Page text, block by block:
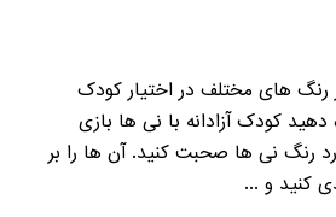
رنگ های مختلف در اختیار کودک
دهید کودک آزادانه با نی ها بازی
رنگ نی ها صحبت کنید. آن ها را بر
کنید و ...